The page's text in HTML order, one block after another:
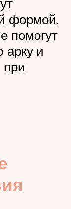
формой.
помогут
арку и